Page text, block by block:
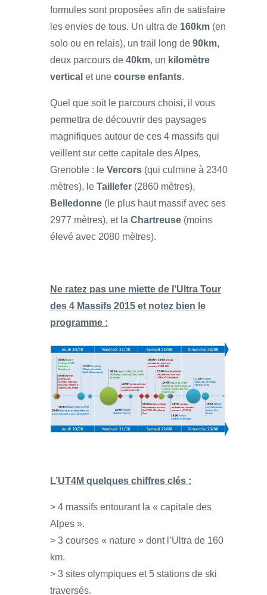
formules sont proposées afin de satisfaire
les envies de tous. Un ultra de 160km (en
solo ou en relais), un trail long de 90km,
deux parcours de 40km, un kilomètre
vertical et une course enfants.
Quel que soit le parcours choisi, il vous
permettra de découvrir des paysages
magnifiques autour de ces 4 massifs qui
veillent sur cette capitale des Alpes,
Grenoble : le Vercors (qui culmine à 2340
mètres), le Taillefer (2860 mètres),
Belledonne (le plus haut massif avec ses
2977 mètres), et la Chartreuse (moins
élevé avec 2080 mètres).
Ne ratez pas une miette de l’Ultra Tour
des 4 Massifs 2015 et notez bien le
programme :
L’UT4M quelques chiffres clés :
> 4 massifs entourant la « capitale des
Alpes ».
> 3 courses « nature » dont l’Ultra de 160
km.
> 3 sites olympiques et 5 stations de ski
traversés.